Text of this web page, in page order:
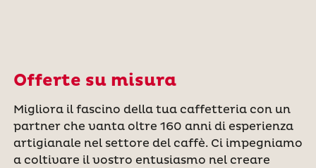
Offerte su misura
Migliora il fascino della tua caffetteria con un
partner che vanta oltre 160 anni di esperienza
artigianale nel settore del caffè. Ci impegniamo
a coltivare il vostro entusiasmo nel creare